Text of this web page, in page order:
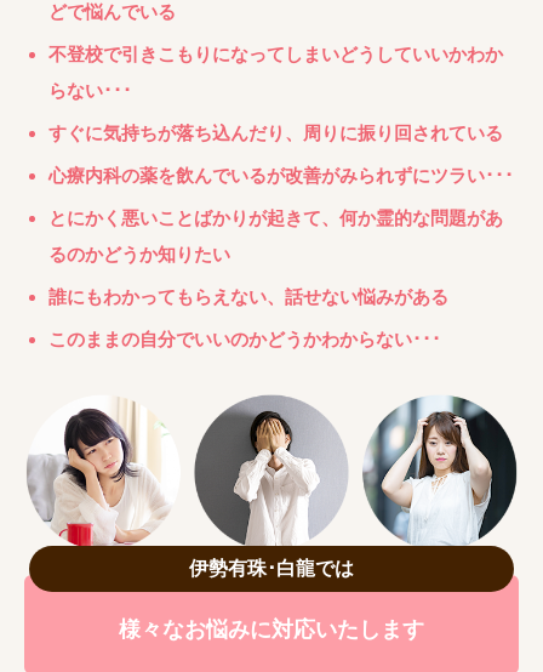
どで悩んでいる
不登校で引きこもりになってしまいどうしていいかわか
らない･･･
すぐに気持ちが落ち込んだり、周りに振り回されている
心療内科の薬を飲んでいるが改善がみられずにツラい･･･
とにかく悪いことばかりが起きて、何か霊的な問題があ
るのかどうか知りたい
誰にもわかってもらえない、話せない悩みがある
このままの自分でいいのかどうかわからない･･･
伊勢有珠･白龍では
様々なお悩みに対応いたします